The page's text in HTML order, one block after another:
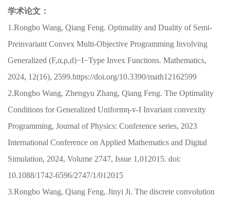
学术论文：
1.Rongbo Wang, Qiang Feng. Optimality and Duality of Semi-
Preinvariant Convex Multi-Objective Programming Involving
Generalized (F,α,ρ,d)−I−Type Invex Functions. Mathematics,
2024, 12(16), 2599.https://doi.org/10.3390/math12162599
2.Rongbo Wang, Zhengyu Zhang, Qiang Feng. The Optimality
Conditions for Generalized Uniformη-v-I Invariant convexity
Programming, Journal of Physics: Conference series, 2023
International Conference on Applied Mathematics and Digital
Simulation, 2024, Volume 2747, Issue 1,012015. doi:
10.1088/1742-6596/2747/1/012015
3.Rongbo Wang, Qiang Feng, Jinyi Ji. The discrete convolution